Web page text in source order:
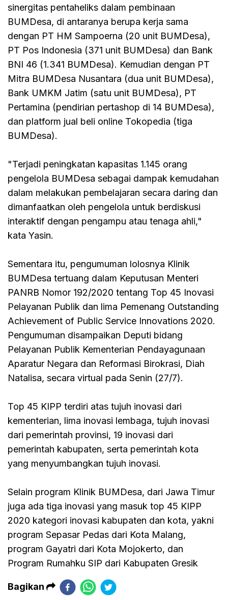
sinergitas pentaheliks dalam pembinaan
BUMDesa, di antaranya berupa kerja sama
dengan PT HM Sampoerna (20 unit BUMDesa),
PT Pos Indonesia (371 unit BUMDesa) dan Bank
BNI 46 (1.341 BUMDesa). Kemudian dengan PT
Mitra BUMDesa Nusantara (dua unit BUMDesa),
Bank UMKM Jatim (satu unit BUMDesa), PT
Pertamina (pendirian pertashop di 14 BUMDesa),
dan platform jual beli online Tokopedia (tiga
BUMDesa).
"Terjadi peningkatan kapasitas 1.145 orang
pengelola BUMDesa sebagai dampak kemudahan
dalam melakukan pembelajaran secara daring dan
dimanfaatkan oleh pengelola untuk berdiskusi
interaktif dengan pengampu atau tenaga ahli,"
kata Yasin.
Sementara itu, pengumuman lolosnya Klinik
BUMDesa tertuang dalam Keputusan Menteri
PANRB Nomor 192/2020 tentang Top 45 Inovasi
Pelayanan Publik dan lima Pemenang Outstanding
Achievement of Public Service Innovations 2020.
Pengumuman disampaikan Deputi bidang
Pelayanan Publik Kementerian Pendayagunaan
Aparatur Negara dan Reformasi Birokrasi, Diah
Natalisa, secara virtual pada Senin (27/7).
Top 45 KIPP terdiri atas tujuh inovasi dari
kementerian, lima inovasi lembaga, tujuh inovasi
dari pemerintah provinsi, 19 inovasi dari
pemerintah kabupaten, serta pemerintah kota
yang menyumbangkan tujuh inovasi.
Selain program Klinik BUMDesa, dari Jawa Timur
juga ada tiga inovasi yang masuk top 45 KIPP
2020 kategori inovasi kabupaten dan kota, yakni
program Sepasar Pedas dari Kota Malang,
program Gayatri dari Kota Mojokerto, dan
Program Rumahku SIP dari Kabupaten Gresik
Bagikan